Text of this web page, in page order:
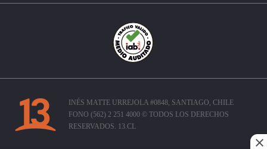
INÉS MATTE URREJOLA #0848, SANTIAGO, CHILE
FONO (562) 2 251 4000 © TODOS LOS DERECHOS
RESERVADOS. 13.CL